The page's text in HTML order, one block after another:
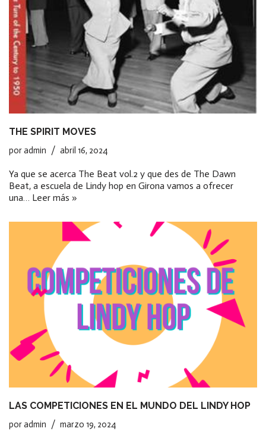
THE SPIRIT MOVES
poradmin abril 16, 2024
Ya que se acerca The Beat vol.2 y que des de The Dawn
Beat, a escuela de Lindy hop en Girona vamos a ofrecer
una… Leer más »
LAS COMPETICIONES EN EL MUNDO DEL LINDY HOP
poradmin marzo 19, 2024